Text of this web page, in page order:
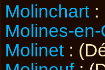
Molinchart :
Molines-
Molinet :